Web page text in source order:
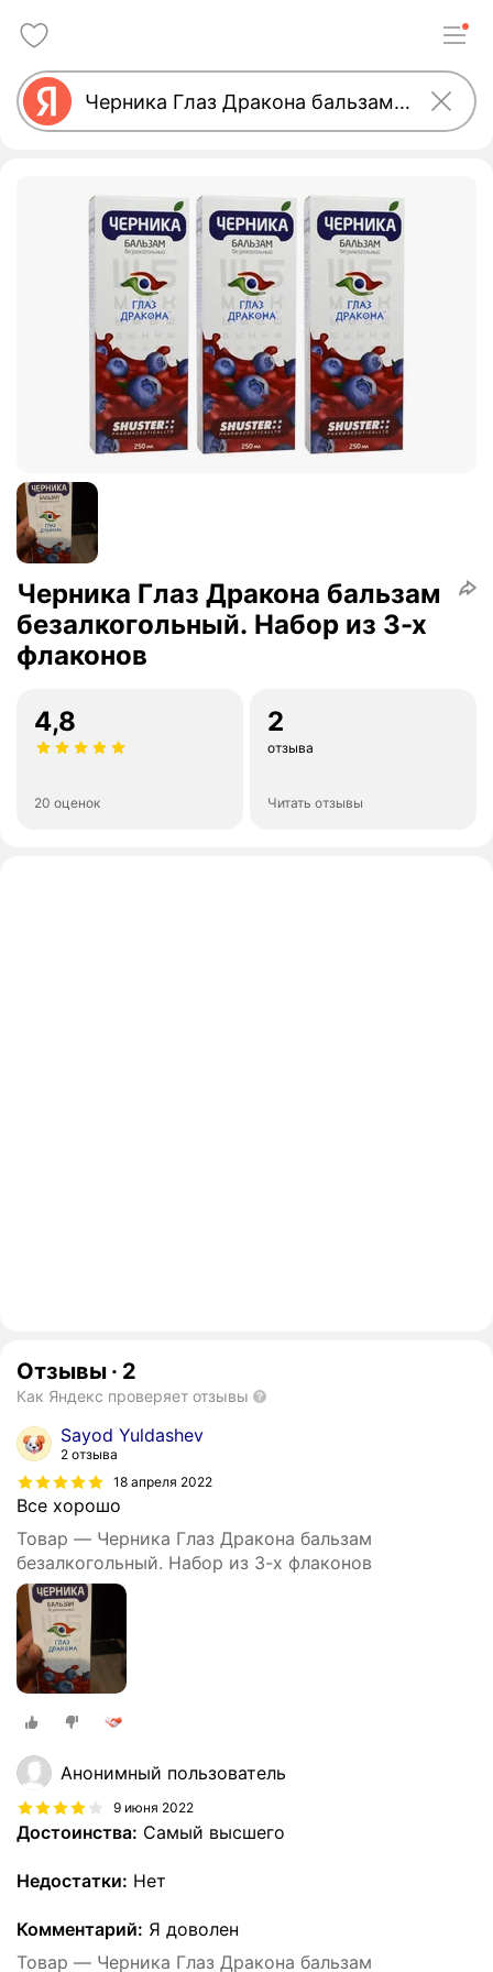
Черника Глаз Дракона бальзам
безалкогольный. Набор из 3-х
флаконов
4,8
20 оценок
2
отзыва
Читать отзывы
Отзывы · 2
Как Яндекс проверяет отзывы
Sayod Yuldashev
2 отзыва
18 апреля 2022
Все хорошо
Товар — Черника Глаз Дракона бальзам
безалкогольный. Набор из 3-х флаконов
Анонимный пользователь
9 июня 2022
Достоинства: Самый высшего
Недостатки: Нет
Комментарий: Я доволен
Товар — Черника Глаз Дракона бальзам